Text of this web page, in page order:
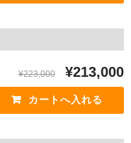
¥223,000 ¥213,000